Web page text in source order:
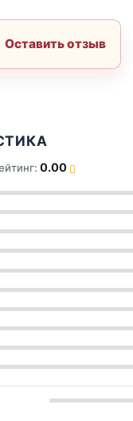
Оставить отзыв
0.00